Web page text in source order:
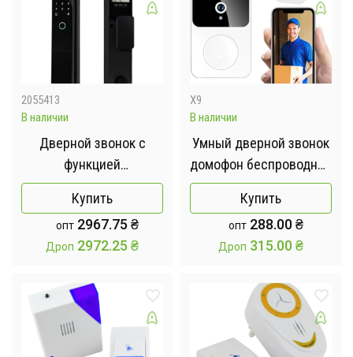
2055413
В наличии
Дверной звонок с
функцией
распознавания лиц LD
SMART,
биометрический
сканер отпечатков
камера / дверной замок
Купить
опт 2967.75₴
Дроп 2972.25 ₴
X9
В наличии
Умный дверной звонок
домофон беспроводной
видеовызов с камерой,
Wi-Fi и датчиком
движения X9
Купить
опт 288.00₴
Дроп 315.00₴